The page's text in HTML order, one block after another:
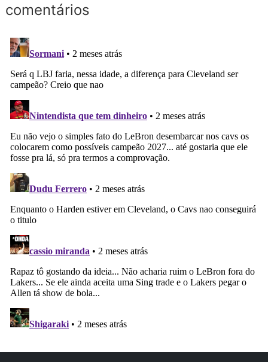
comentários